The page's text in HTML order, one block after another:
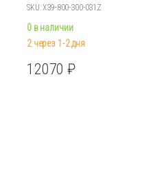
SKU: X39-800-300-031Z
0 в наличии
2 через 1-2 дня
12070₽
Этот